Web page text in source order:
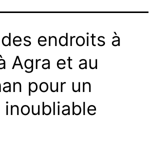
endroits à
Agra et au
pour un
inoubliable